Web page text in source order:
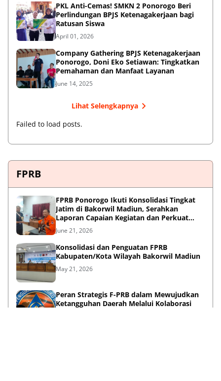
PKL Anti-Cemas! SMKN 2 Ponorogo Beri
Perlindungan BPJS Ketenagakerjaan bagi
Ratusan Siswa
April 01, 2026
Company Gathering BPJS Ketenagakerjaan
Ponorogo, Doni Eko Setiawan: Tingkatkan
Pemahaman dan Manfaat Layanan
June 14, 2025
Lihat Selengkapnya
Failed to load posts.
FPRB
FPRB Ponorogo Ikuti Konsolidasi Tingkat
Jatim di Bakorwil Madiun, Serahkan
Laporan Capaian Kegiatan dan Perkuat
Sinergi Pentahelix
June 21, 2026
Konsolidasi dan Penguatan FPRB
Kabupaten/Kota Wilayah Bakorwil Madiun
May 21, 2026
Peran Strategis F-PRB dalam Mewujudkan
Ketangguhan Daerah Melalui Kolaborasi